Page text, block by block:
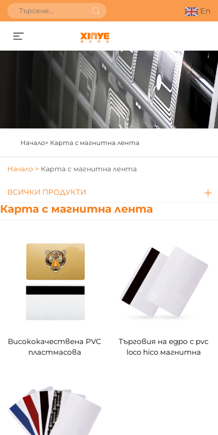
En
Получете оферта
Начало> Карта с магнитна лента
Начало > Карта с магнитна лента
ВСИЧКИ ПРОДУКТИ
Карта с магнитна лента
Висококачествена PVC
пластмасова
размер за печат с
магнитна лента
Търговия на едро с pvc
loco hico магнитна